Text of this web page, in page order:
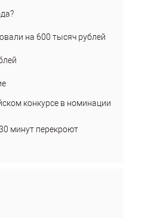
на 600 тысяч рублей
конкурсе в номинации
минут перекроют